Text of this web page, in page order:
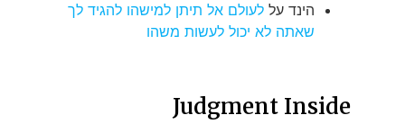
הינד על לעולם אל תיתן למישהו להגיד לך
שאתה לא יכול לעשות משהו
Judgment Inside